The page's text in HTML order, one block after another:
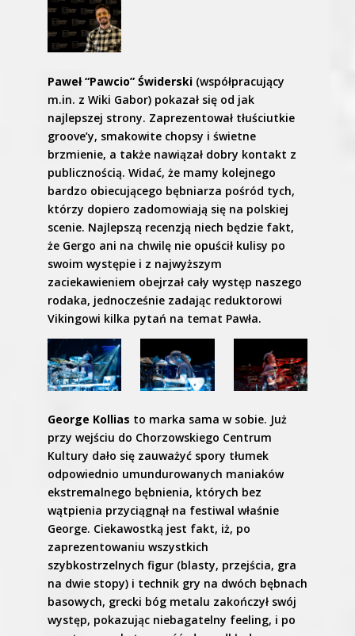
Paweł “Pawcio” Świderski(współpracujący
m.in. z Wiki Gabor) pokazał się od jak
najlepszej strony. Zaprezentował tłuściutkie
groove’y, smakowite chopsy i świetne
brzmienie, a także nawiązał dobry kontakt z
publicznością. Widać, że mamy kolejnego
bardzo obiecującego bębniarza pośród tych,
którzy dopiero zadomowiają się na polskiej
scenie. Najlepszą recenzją niech będzie fakt,
że Gergo ani na chwilę nie opuścił kulisy po
swoim występie i z najwyższym
zaciekawieniem obejrzał cały występ naszego
rodaka, jednocześnie zadając reduktorowi
Vikingowi kilka pytań na temat Pawła.
George Kollias to marka sama w sobie. Już
przy wejściu do Chorzowskiego Centrum
Kultury dało się zauważyć spory tłumek
odpowiednio umundurowanych maniaków
ekstremalnego bębnienia, których bez
wątpienia przyciągnął na festiwal właśnie
George. Ciekawostką jest fakt, iż, po
zaprezentowaniu wszystkich
szybkostrzelnych figur (blasty, przejścia, gra
na dwie stopy) i technik gry na dwóch bębnach
basowych, grecki bóg metalu zakończył swój
występ, pokazując niebagatelny feeling, i po